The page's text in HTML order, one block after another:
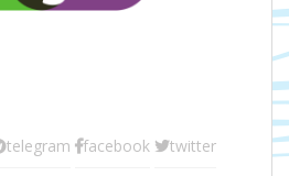
telegram facebook twitter